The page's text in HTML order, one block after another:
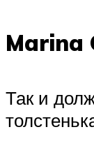
Marina
Так и